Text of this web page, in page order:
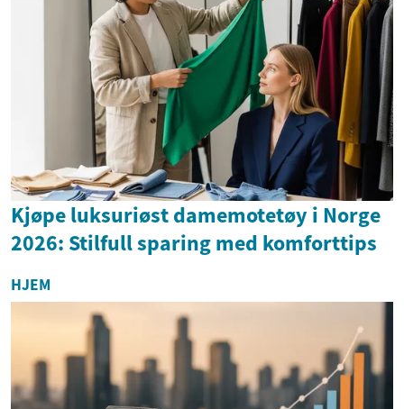
Kjøpe luksuriøst damemotetøy i Norge
2026: Stilfull sparing med komforttips
HJEM